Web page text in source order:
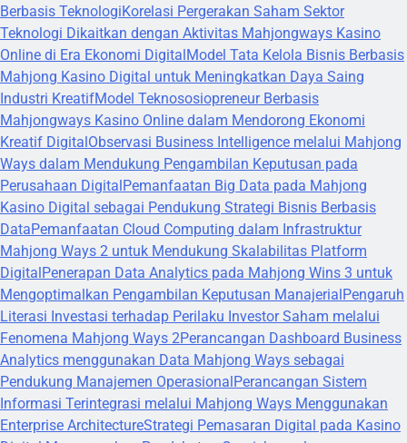
Berbasis TeknologiKorelasi Pergerakan Saham Sektor
Teknologi Dikaitkan dengan Aktivitas Mahjongways Kasino
Online di Era Ekonomi DigitalModel Tata Kelola Bisnis Berbasis
Mahjong Kasino Digital untuk Meningkatkan Daya Saing
Industri KreatifModel Teknososiopreneur Berbasis
Mahjongways Kasino Online dalam Mendorong Ekonomi
Kreatif DigitalObservasi Business Intelligence melalui Mahjong
Ways dalam Mendukung Pengambilan Keputusan pada
Perusahaan DigitalPemanfaatan Big Data pada Mahjong
Kasino Digital sebagai Pendukung Strategi Bisnis Berbasis
DataPemanfaatan Cloud Computing dalam Infrastruktur
Mahjong Ways 2 untuk Mendukung Skalabilitas Platform
DigitalPenerapan Data Analytics pada Mahjong Wins 3 untuk
Mengoptimalkan Pengambilan Keputusan ManajerialPengaruh
Literasi Investasi terhadap Perilaku Investor Saham melalui
Fenomena Mahjong Ways 2Perancangan Dashboard Business
Analytics menggunakan Data Mahjong Ways sebagai
Pendukung Manajemen OperasionalPerancangan Sistem
Informasi Terintegrasi melalui Mahjong Ways Menggunakan
Enterprise ArchitectureStrategi Pemasaran Digital pada Kasino